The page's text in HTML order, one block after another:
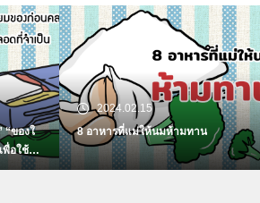
“ของใ
2024.02.15
8 อาหารที่แม่ให้นมห้ามทาน